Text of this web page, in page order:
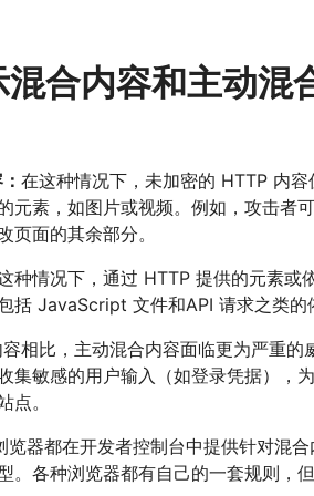
合内容和主动混
在这种情况下，未加密的 HTTP 内
元素，如图片或视频。例如，攻击者
页面的其余部分。
种情况下，通过 HTTP 提供的元素或
括 JavaScript 文件和API 请求之类的
相比，主动混合内容面临更为严重的
集敏感的用户输入（如登录凭据），
点。
览器都在开发者控制台中提供针对混
。各种浏览器都有自己的一套规则，